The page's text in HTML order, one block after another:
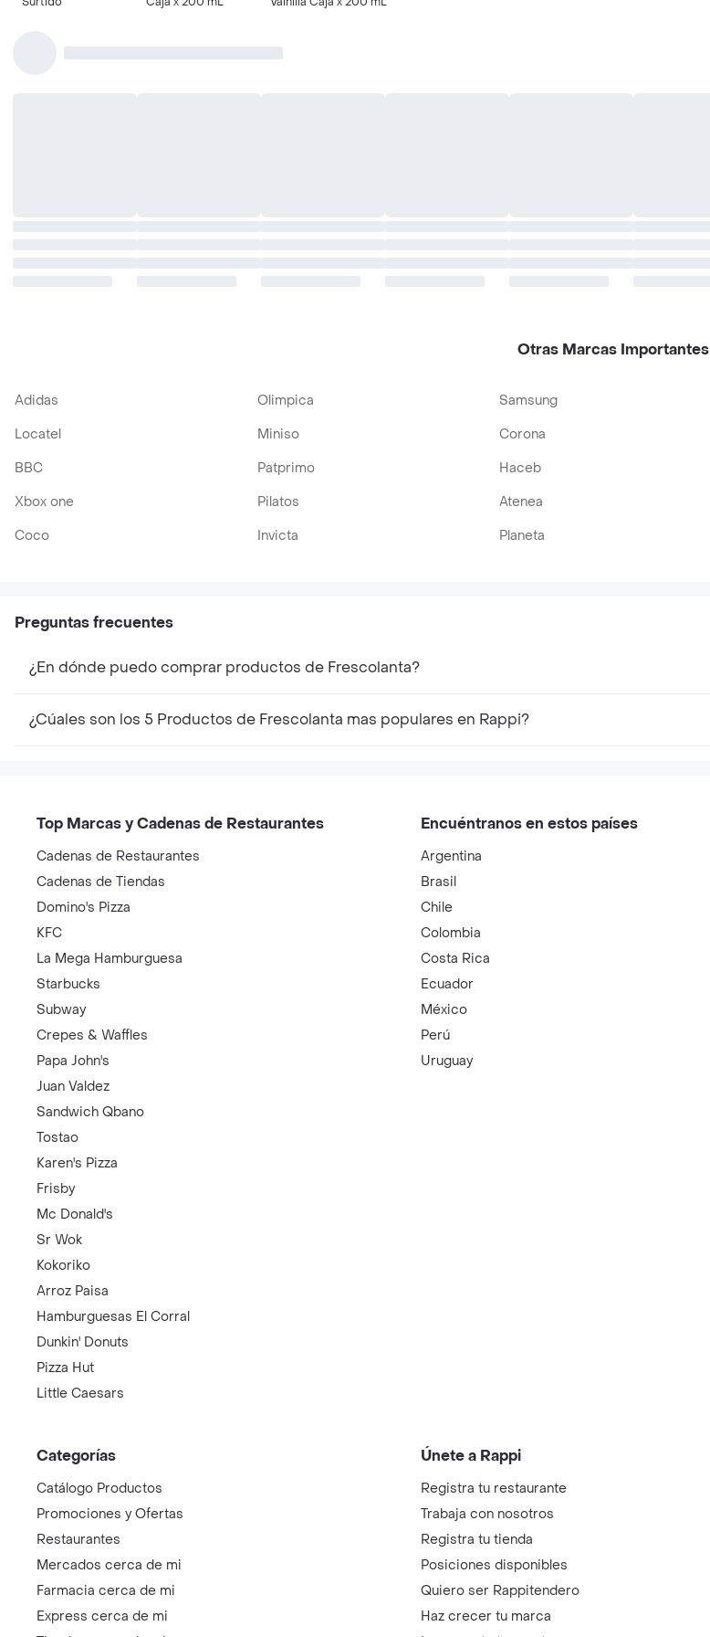
Otras Marcas Importantes
Adidas Olimpica Samsung
Locatel
Miniso Corona
BBC
Patprimo Haceb
Xbox one
Pilatos Atenea
Coco
Invicta Planeta
Preguntas frecuentes
¿En dónde puedo comprar productos de Frescolanta?
¿Cúales son los 5 Productos de Frescolanta mas populares en Rappi?
Top Marcas y Cadenas de Restaurantes
Cadenas de Restaurantes
Cadenas de Tiendas
Domino's Pizza
KFC
La Mega Hamburguesa
Starbucks
Subway
Crepes & Waffles
Papa John's
Juan Valdez
Sandwich Qbano
Tostao
Karen's Pizza
Frisby
Mc Donald's
Sr Wok
Kokoriko
Arroz Paisa
Hamburguesas El Corral
Dunkin' Donuts
Pizza Hut
Little Caesars
Encuéntranos en estos países
Argentina
Brasil
Chile
Colombia
Costa Rica
Ecuador
México
Perú
Uruguay
Categorías
Catálogo Productos
Promociones y Ofertas
Restaurantes
Mercados cerca de mi
Farmacia cerca de mi
Express cerca de mi
Únete a Rappi
Registra tu restaurante
Trabaja con nosotros
Registra tu tienda
Posiciones disponibles
Quiero ser Rappitendero
Haz crecer tu marca